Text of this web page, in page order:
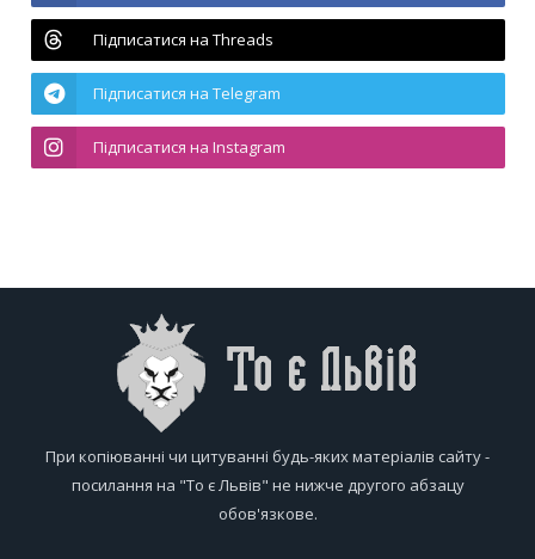
Підписатися на Threads
Підписатися на Telegram
Підписатися на Instagram
При копіюванні чи цитуванні будь-яких матеріалів сайту -
посилання на "То є Львів" не нижче другого абзацу
обов'язкове.